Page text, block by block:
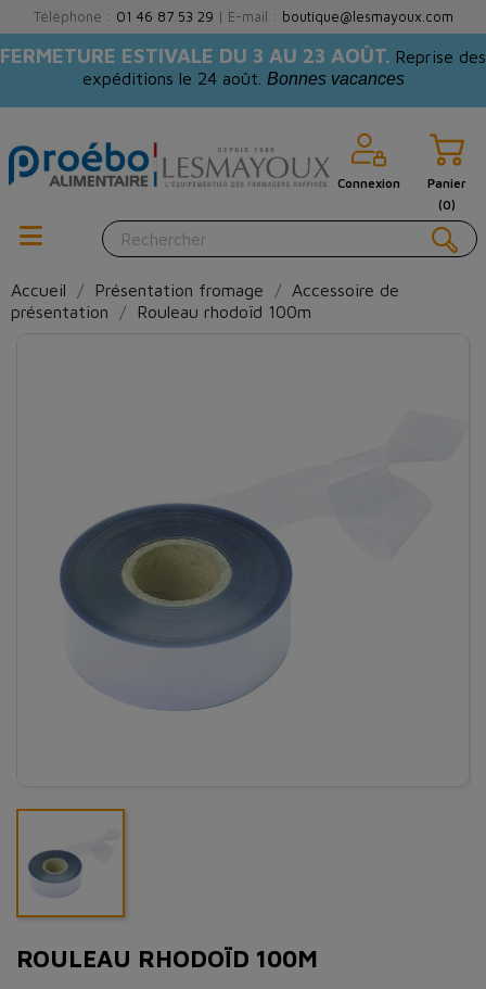
Téléphone : 01 46 87 53 29 | E-mail : boutique@lesmayoux.com
FERMETURE ESTIVALE DU 3 AU 23 AOÛT. Reprise des
expéditions le 24 août. Bonnes vacances
Connexion
Panier
(0)
Accueil Présentation fromage
Accessoire de
présentation
Rouleau rhodoïd 100m
ROULEAU RHODOÏD 100M